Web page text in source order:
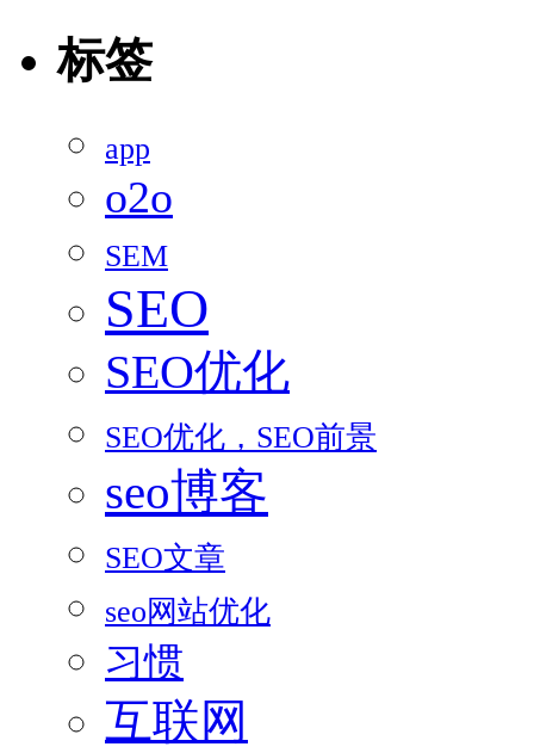
标签
app
o2o
SEM
SEO
SEO优化
SEO优化，SEO前景
seo博客
SEO文章
seo网站优化
习惯
互联网